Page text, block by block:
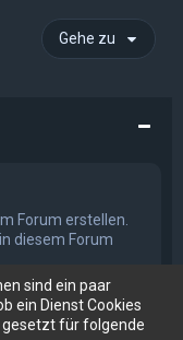
Gehe zu
Forum erstellen.
diesem Forum
nicht ändern.
nichtlöschen.
Forum erstellen.
sind ein paar
ein Dienst Cookies
gesetzt für folgende